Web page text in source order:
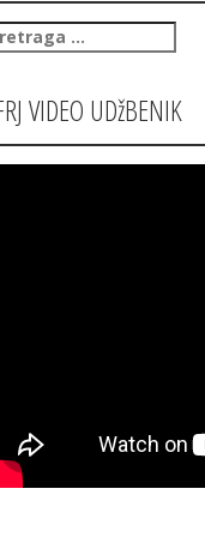
VIDEO UDžBENIK